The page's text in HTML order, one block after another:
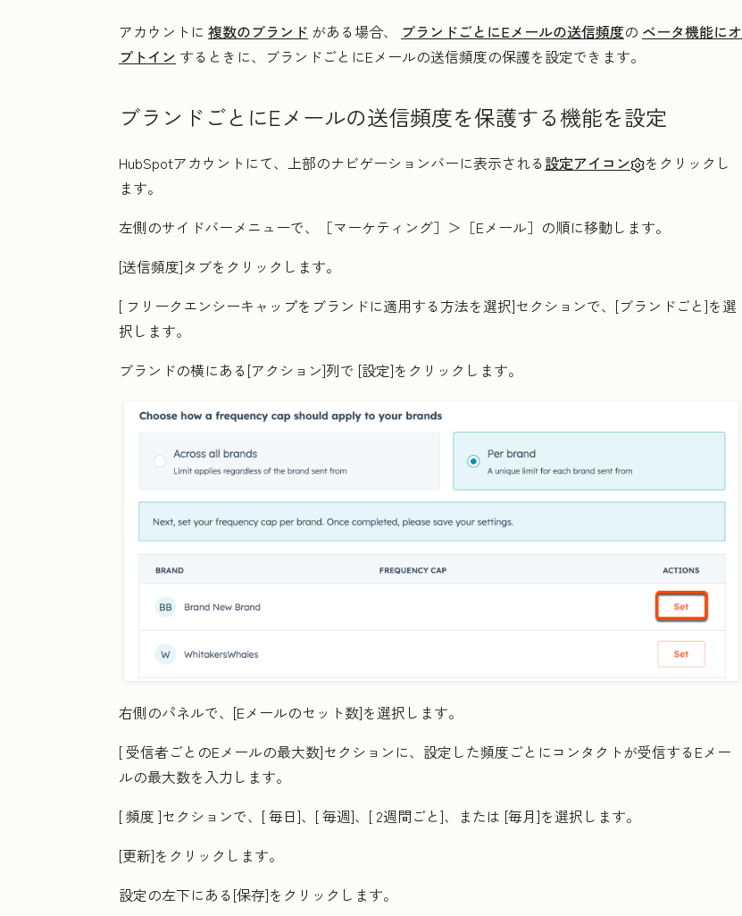
アカウントに 複数のブランド がある場合、 ブランドごとにEメールの送信頻度の ベータ機能にオ
プトイン するときに、ブランドごとにEメールの送信頻度の保護を設定できます。
ブランドごとにEメールの送信頻度を保護する機能を設定
HubSpotアカウントにて、上部のナビゲーションバーに表示される設定アイコン
をクリックし
ます。
左側のサイドバーメニューで、［マーケティング］ ＞［Eメール］ の順に移動します。
[送信頻度]タブをクリックします。
[ フリークエンシーキャップをブランドに適用する方法を選択]セクションで、[ブランドごと]を選
択します。
ブランドの横にある[アクション]列で [設定]をクリックします。
右側のパネルで、[Eメールのセット数]を選択します。
[ 受信者ごとのEメールの最大数]セクションに、設定した頻度ごとにコンタクトが受信するEメー
ルの最大数を入力します。
[頻度 ]セクションで、[毎日]、[毎週]、[ 2週間ごと]、または [毎月]を選択します。
[更新]をクリックします。
設定の左下にある[保存]をクリックします。